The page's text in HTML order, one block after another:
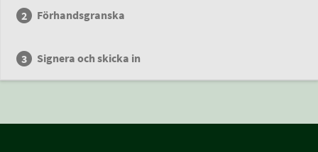
Förhandsgranska
Signera och skicka in